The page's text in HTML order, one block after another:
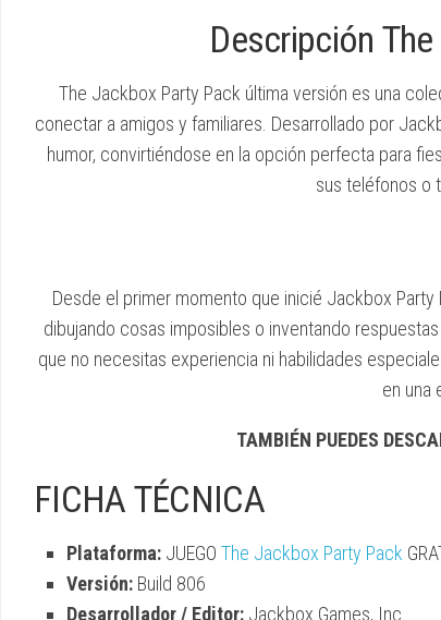
Descripción
The Jackbox Party Pack última versión es una
conectar a amigos y familiares. Desarrollado por
humor, convirtiéndose en la opción perfecta para
sus teléfonos o
Desde el primer momento que inicié Jackbox
dibujando cosas imposibles o inventando
que no necesitas experiencia ni habilidades
en una
TAMBIÉN PUEDES
FICHA TÉCNICA
Plataforma: JUEGO The Jackbox Party Pack
Versión: Build 806
Desarrollador / Editor: Jackbox Games, Inc.